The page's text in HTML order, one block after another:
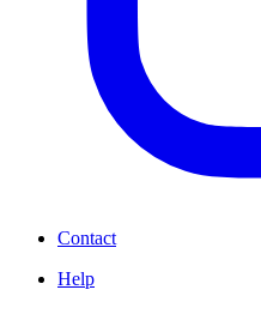
Contact
Help